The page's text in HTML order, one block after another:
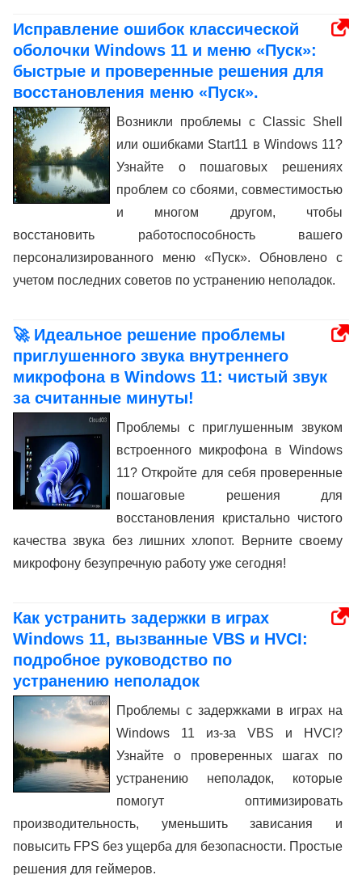
Исправление ошибок классической
оболочки Windows 11 и меню «Пуск»:
быстрые и проверенные решения для
восстановления меню «Пуск».
Возникли проблемы с Classic Shell
или ошибками Start11 в Windows 11?
Узнайте о пошаговых решениях
проблем со сбоями, совместимостью
и многом другом, чтобы
восстановить работоспособность вашего
персонализированного меню «Пуск». Обновлено с
учетом последних советов по устранению неполадок.
🚀 Идеальное решение проблемы
приглушенного звука внутреннего
микрофона в Windows 11: чистый звук
за считанные минуты!
Проблемы с приглушенным звуком
встроенного микрофона в Windows
11? Откройте для себя проверенные
пошаговые решения для
восстановления кристально чистого
качества звука без лишних хлопот. Верните своему
микрофону безупречную работу уже сегодня!
Как устранить задержки в играх
Windows 11, вызванные VBS и HVCI:
подробное руководство по
устранению неполадок
Проблемы с задержками в играх на
Windows 11 из-за VBS и HVCI?
Узнайте о проверенных шагах по
устранению неполадок, которые
помогут оптимизировать
производительность, уменьшить зависания и
повысить FPS без ущерба для безопасности. Простые
решения для геймеров.